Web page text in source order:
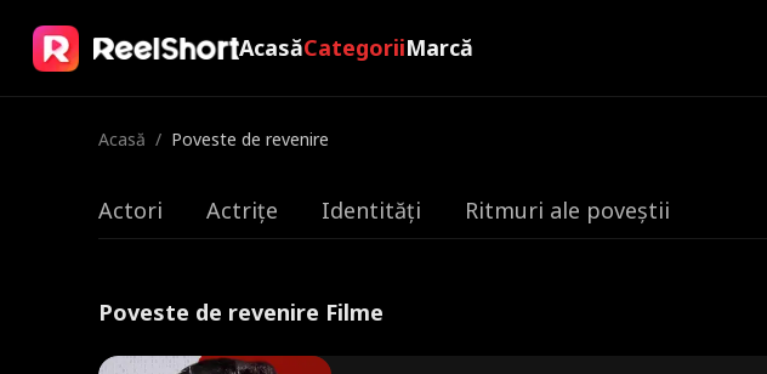
AcasăCategoriiMarcă
Acasă / Poveste de revenire
Actori Actrițe Identități Ritmuri ale poveștii
Poveste de revenire Filme